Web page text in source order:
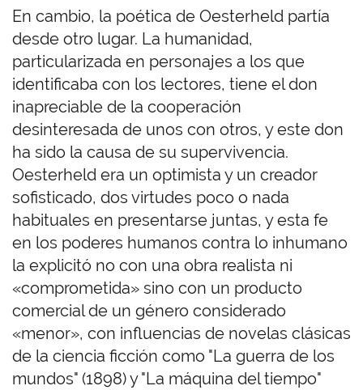
En cambio, la poética de Oesterheld partía
desde otro lugar. La humanidad,
particularizada en personajes a los que
identificaba con los lectores, tiene el don
inapreciable de la cooperación
desinteresada de unos con otros, y este don
ha sido la causa de su supervivencia.
Oesterheld era un optimista y un creador
sofisticado, dos virtudes poco o nada
habituales en presentarse juntas, y esta fe
en los poderes humanos contra lo inhumano
la explicitó no con una obra realista ni
«comprometida» sino con un producto
comercial de un género considerado
«menor», con influencias de novelas clásicas
de la ciencia ficción como "La guerra de los
mundos" (1898) y "La máquina del tiempo"